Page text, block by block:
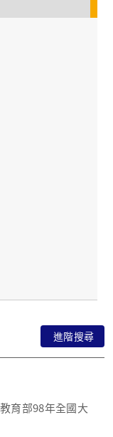
進階搜尋
育部98年全國大